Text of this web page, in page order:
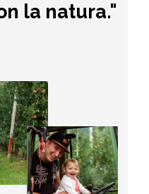
la natura."